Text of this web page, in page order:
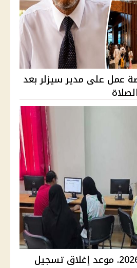
عمل على مدير سيزلر بعد
تنسيق الجامعات 2026. موعد إغلاق تسجيل